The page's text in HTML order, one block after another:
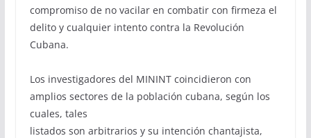
compromiso de no vacilar en combatir con firmeza el
delito y cualquier intento contra la Revolución
Cubana.
Los investigadores del MININT coincidieron con
amplios sectores de la población cubana, según los
cuales, tales
listados son arbitrarios y su intención chantajista,